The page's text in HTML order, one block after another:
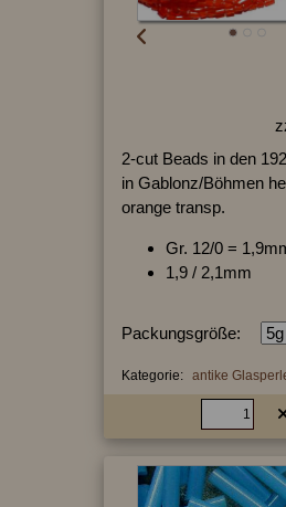
2-cut Beads in den
in Gablonz/Böhmen
orange transp.
Gr. 12/0 =
1,9 / 2,1mm
Packungsgröße:
Kategorie: antike